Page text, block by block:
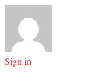
Sign in